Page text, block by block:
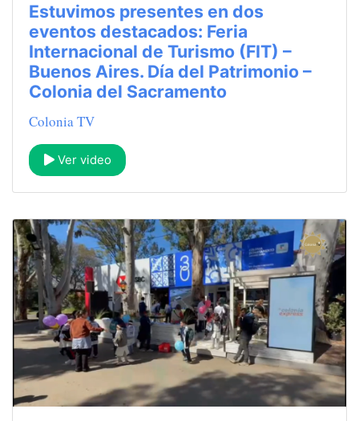
Estuvimos presentes en dos
eventos destacados: Feria
Internacional de Turismo (FIT) –
Buenos Aires. Día del Patrimonio –
Colonia del Sacramento
Colonia TV
Ver video